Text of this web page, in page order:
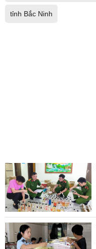
tỉnh Bắc Ninh